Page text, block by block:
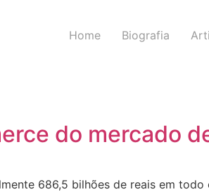
Home Biografia
do mercado
686,5 bilhões de reais em